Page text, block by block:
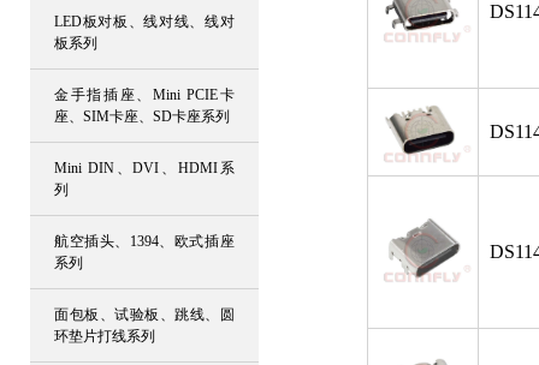
LED板对板、线对线、线对
板系列
金手指插座、Mini PCIE卡
座、SIM卡座、SD卡座系列
Mini DIN、DVI、HDMI系
列
航空插头、1394、欧式插座
系列
面包板、试验板、跳线、圆
环垫片打线系列